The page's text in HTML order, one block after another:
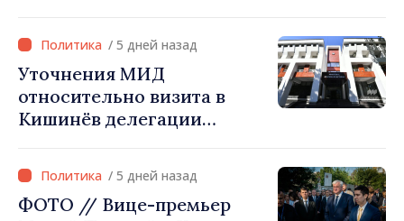
ещё лучше»
/ 5 дней назад
Уточнения МИД
относительно визита в
Кишинёв делегации
хозяйства Афганистана
/ 5 дней назад
ФОТО // Вице-премьер